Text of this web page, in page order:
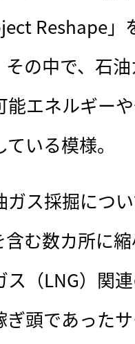
Reshape」
の中で、石
能エネルギー
いる模様。
ス採掘につ
む数カ所に
（LNG）関
頭であった